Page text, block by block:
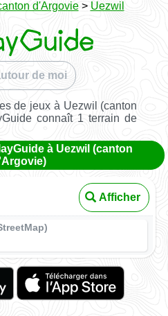
d'Argovie> Uezwil
de moi
de jeux à Uezwil (canton
connaît 1 terrain de
à Uezwil (canton
Afficher